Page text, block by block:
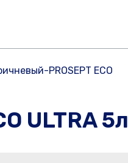
PROSEPT ECO
ULTRA 5л